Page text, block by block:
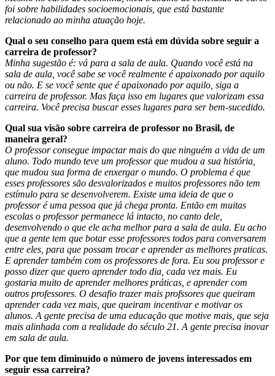
foi sobre habilidades socioemocionais, que está bastante
relacionado ao minha atuação hoje.
Qual o seu conselho para quem está em dúvida sobre seguir a
carreira de professor?
Minha sugestão é: vá para a sala de aula. Quando você está na
sala de aula, você sabe se você realmente é apaixonado por aquilo
ou não. E se você sente que é apaixonado por aquilo, siga a
carreira de professor. Mas faça isso em lugares que valorizam essa
carreira. Você precisa buscar esses lugares para ser bem-sucedido.
Qual sua visão sobre carreira de professor no Brasil, de
maneira geral?
O professor consegue impactar mais do que ninguém a vida de um
aluno. Todo mundo teve um professor que mudou a sua história,
que mudou sua forma de enxergar o mundo. O problema é que
esses professores são desvalorizados e muitos professores não tem
estímulo para se desenvolverem. Existe uma ideia de que o
professor é uma pessoa que já chega pronta. Então em muitas
escolas o professor permanece lá intacto, no canto dele,
desenvolvendo o que ele acha melhor para a sala de aula. Eu acho
que a gente tem que botar esse professores todos para conversarem
entre eles, para que possam trocar e aprender as melhores praticas.
E aprender também com os professores de fora. Eu sou professor e
posso dizer que quero aprender todo dia, cada vez mais. Eu
gostaria muito de aprender melhores práticas, e aprender com
outros professores. O desafio trazer mais profssores que queiram
aprender cada vez mais, que queiram incentivar e motivar os
alunos. A gente precisa de uma educação que motive mais, que seja
mais alinhada com a realidade do século 21. A gente precisa inovar
em sala de aula.
Por que tem diminuído o número de jovens interessados em
seguir essa carreira?